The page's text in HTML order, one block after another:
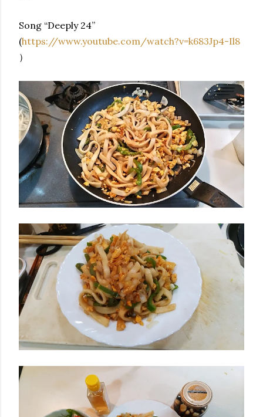
Song “Deeply 24”
(https://www.youtube.com/watch?v=k683Jp4-Il8
）